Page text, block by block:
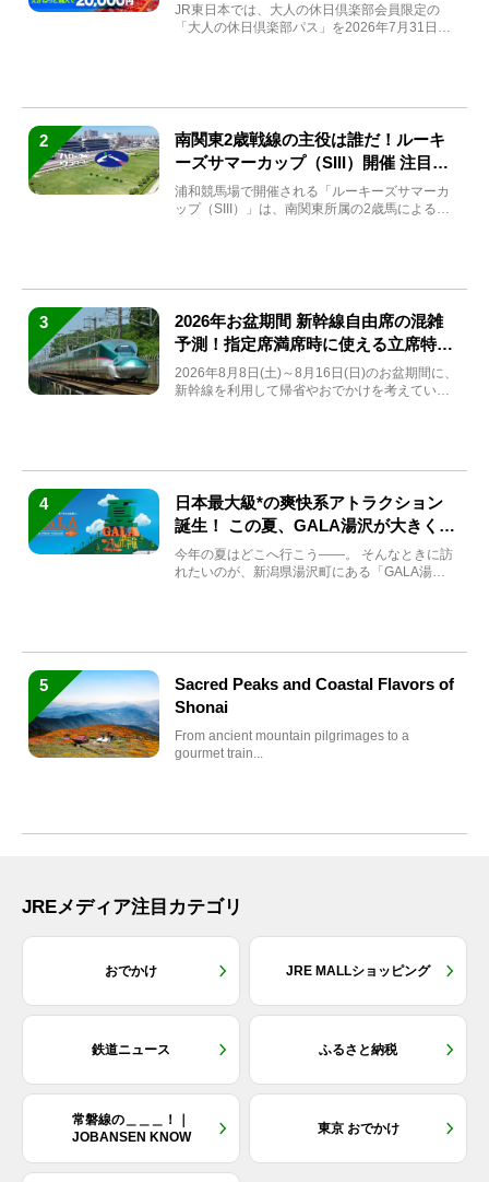
JR東日本では、大人の休日倶楽部会員限定の
「大人の休日倶楽部パス」を2026年7月31日
2
南関東2歳戦線の主役は誰だ！ルーキ
ーズサマーカップ（SIII）開催 注目馬
と見どころをチェック
浦和競馬場で開催される「ルーキーズサマーカ
ップ（SIII）」は、南関東所属の2歳馬による注
3
2026年お盆期間 新幹線自由席の混雑
予測！指定席満席時に使える立席特急
券も解説
2026年8月8日(土)～8月16日(日)のお盆期間に、
新幹線を利用して帰省やおでかけを考えている
4
日本最大級*の爽快系アトラクション
誕生！ この夏、GALA湯沢が大きく生
まれ変わる
今年の夏はどこへ行こう――。 そんなときに訪
れたいのが、新潟県湯沢町にある「GALA湯
5
Sacred Peaks and Coastal Flavors of
Shonai
From ancient mountain pilgrimages to a
gourmet train...
JREメディア注目カテゴリ
おでかけ JRE MALLショッピング
鉄道ニュース ふるさと納税
常磐線の＿＿＿！｜
JOBANSEN KNOW
東京 おでかけ